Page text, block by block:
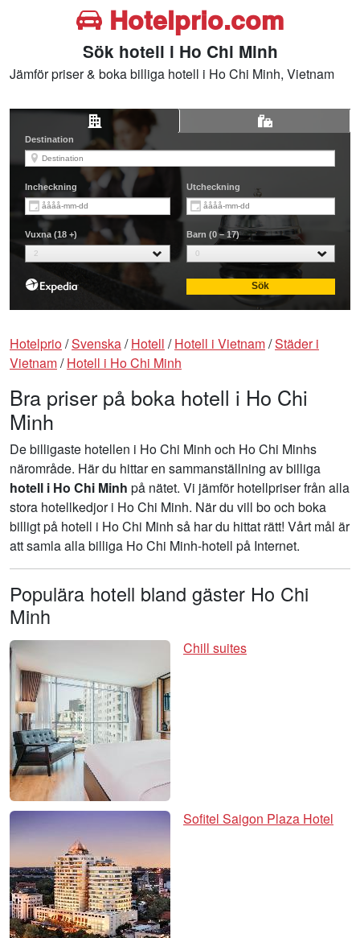
Hotelprio.com
Sök hotell i Ho Chi Minh
Jämför priser & boka billiga hotell i Ho Chi Minh, Vietnam
Hotelprio/Svenska/Hotell /Hotell i Vietnam/Städer i
Vietnam/Hotell i Ho Chi Minh
Bra priser på boka hotell i Ho Chi
Minh
De billigaste hotellen i Ho Chi Minh och Ho Chi Minhs
närområde. Här du hittar en sammanställning av billiga
hotell i Ho Chi Minh på nätet. Vi jämför hotellpriser från alla
stora hotellkedjor i Ho Chi Minh. När du vill bo och boka
billigt på hotell i Ho Chi Minh så har du hittat rätt! Vårt mål är
att samla alla billiga Ho Chi Minh-hotell på Internet.
Populära hotell bland gäster Ho Chi
Minh
Chill suites
Sofitel Saigon Plaza Hotel